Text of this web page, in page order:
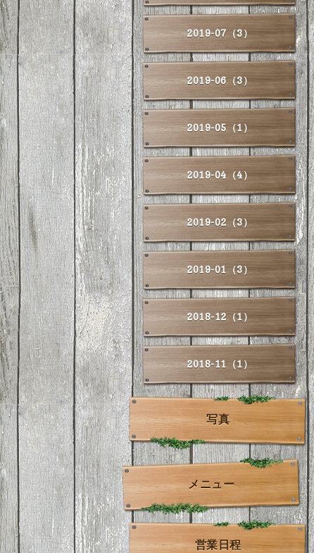
2019-07（3）
2019-06（3）
2019-05（1）
2019-04（4）
2019-02（3）
2019-01（3）
2018-12（1）
2018-11（1）
写真
メニュー
営業日程